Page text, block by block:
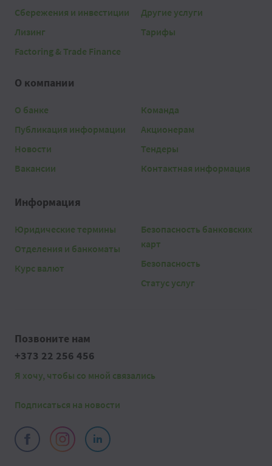
Сбережения и инвестиции
Лизинг
Factoring & Trade Finance
Другие услуги
Тарифы
О компании
О банке
Публикация информации
Новости
Вакансии
Команда
Акционерам
Тендеры
Контактная информация
Информация
Юридические термины
Отделения и банкоматы
Курс валют
Безопасность банковских
карт
Безопасность
Статус услуг
Позвоните нам
+373 22 256 456
Я хочу, чтобы со мной связались
Подписаться на новости